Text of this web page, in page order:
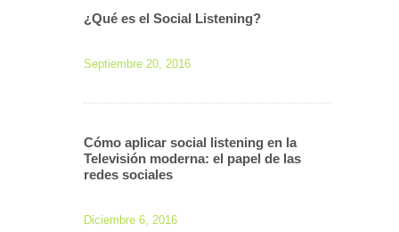
¿Qué es el Social Listening?
Septiembre 20, 2016
Cómo aplicar social listening en la
Televisión moderna: el papel de las
redes sociales
Diciembre 6, 2016